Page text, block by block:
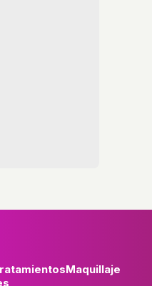
Maquillaje